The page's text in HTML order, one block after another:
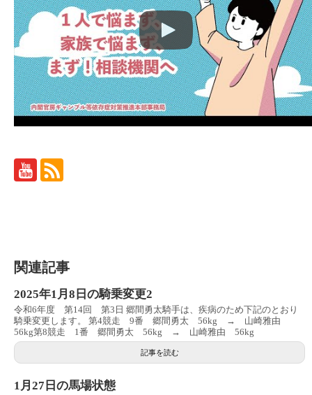
関連記事
2025年1月8日の騎乗変更2
令和6年度 第14回 第3日 郷間勇太騎手は、疾病のため下記のとおり
騎乗変更します。 第4競走 9番 郷間勇太 56kg → 山崎雅由
56kg第8競走 1番 郷間勇太 56kg → 山崎雅由 56kg
記事を読む
1月27日の馬場状態